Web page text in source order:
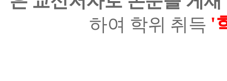
하여 학위 취득 '